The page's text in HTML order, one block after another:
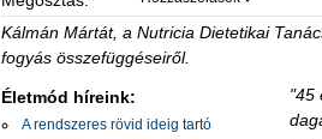
Kálmán Mártát, a Nutricia Dietetikai
fogyás összefüggéseiről.
Életmód híreink:
A rendszeres rövid ideig tartó
"45